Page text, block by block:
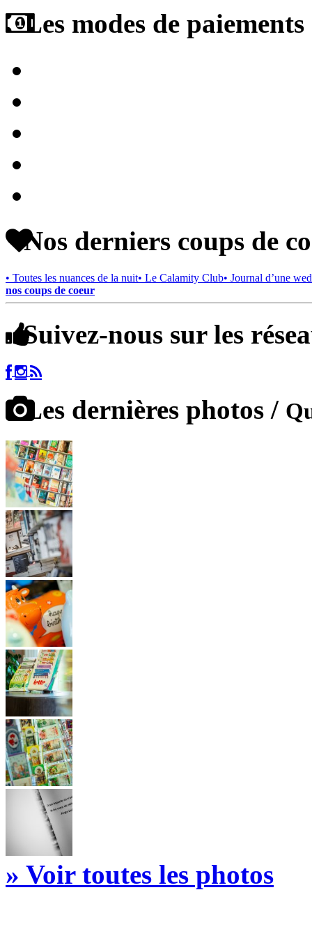
Les modes de
Nos derniers coups de
• Toutes les nuances de la nuit• Le Calamity Club• Journal d’une
nos coups de coeur
Suivez-nous sur les
Les dernières photos /
» Voir toutes les photos